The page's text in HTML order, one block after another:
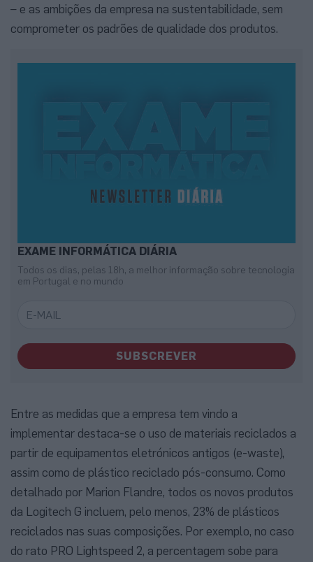
– e as ambições da empresa na sustentabilidade, sem
comprometer os padrões de qualidade dos produtos.
EXAME INFORMÁTICA DIÁRIA
Todos os dias, pelas 18h, a melhor informação sobre tecnologia
em Portugal e no mundo
SUBSCREVER
Entre as medidas que a empresa tem vindo a
implementar destaca-se o uso de materiais reciclados a
partir de equipamentos eletrónicos antigos (e-waste),
assim como de plástico reciclado pós-consumo. Como
detalhado por Marion Flandre, todos os novos produtos
da Logitech G incluem, pelo menos, 23% de plásticos
reciclados nas suas composições. Por exemplo, no caso
do rato PRO Lightspeed 2, a percentagem sobe para